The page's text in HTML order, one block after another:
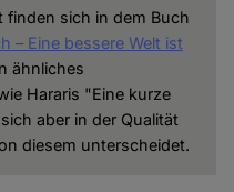
finden sich in dem Buch
– Eine bessere Welt ist
ähnliches
Hararis "Eine kurze
aber in der Qualität
diesem unterscheidet.